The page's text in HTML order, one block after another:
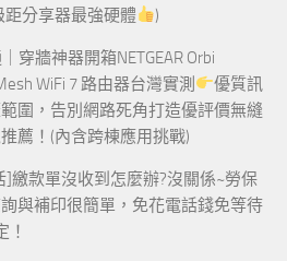
距分享器最強硬體
)
穿牆神器開箱NETGEAR Orbi
WiFi 7 路由器台灣實測
優質訊
圍，告別網路死角打造優評價無縫
推薦！(內含跨棟應用挑戰)
]繳款單沒收到怎麼辦?沒關係~勞保
與補印很簡單，免花電話錢免等待
！